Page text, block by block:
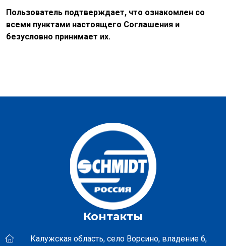
Пользователь подтверждает, что ознакомлен со
всеми пунктами настоящего Соглашения и
безусловно принимает их.
Контакты
Калужская область, село Ворсино, владение 6,